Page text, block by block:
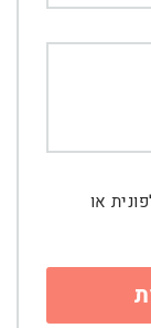
או